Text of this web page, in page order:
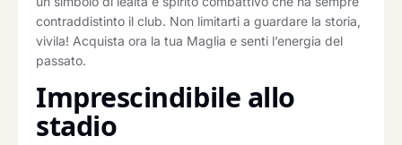
contraddistinto il club. Non limitarti a guardare la storia,
vivila! Acquista ora la tua Maglia e senti l’energia del
passato.
Imprescindibile allo
stadio